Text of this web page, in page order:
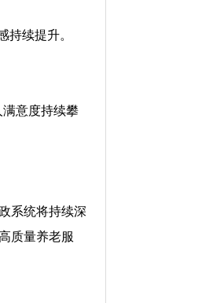
持续提升。
满意度持续攀
系统将持续深
质量养老服